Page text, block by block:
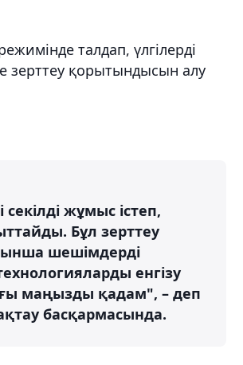
талдап, үлгілерді
зерттеу қорытындысын алу
секілді жұмыс істеп,
Бұл зерттеу
шешімдерді
енгізу
маңызды қадам", – деп
басқармасында.